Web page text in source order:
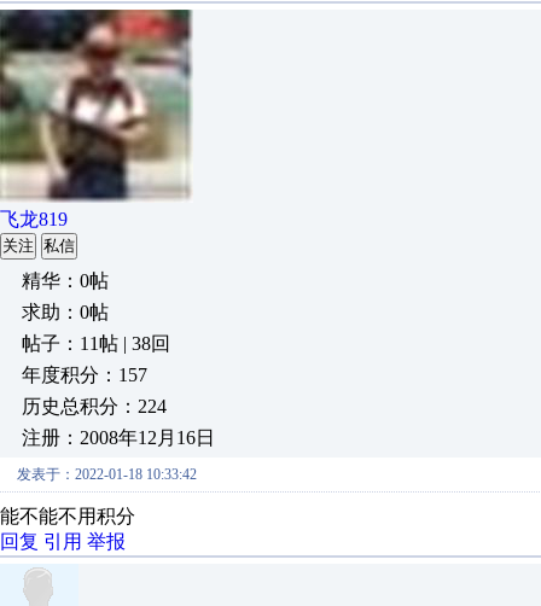
飞龙819
关注 私信
精华：0帖
求助：0帖
帖子：11帖 | 38回
年度积分：157
历史总积分：224
注册：2008年12月16日
发表于：2022-01-18 10:33:42
能不能不用积分
回复 引用 举报